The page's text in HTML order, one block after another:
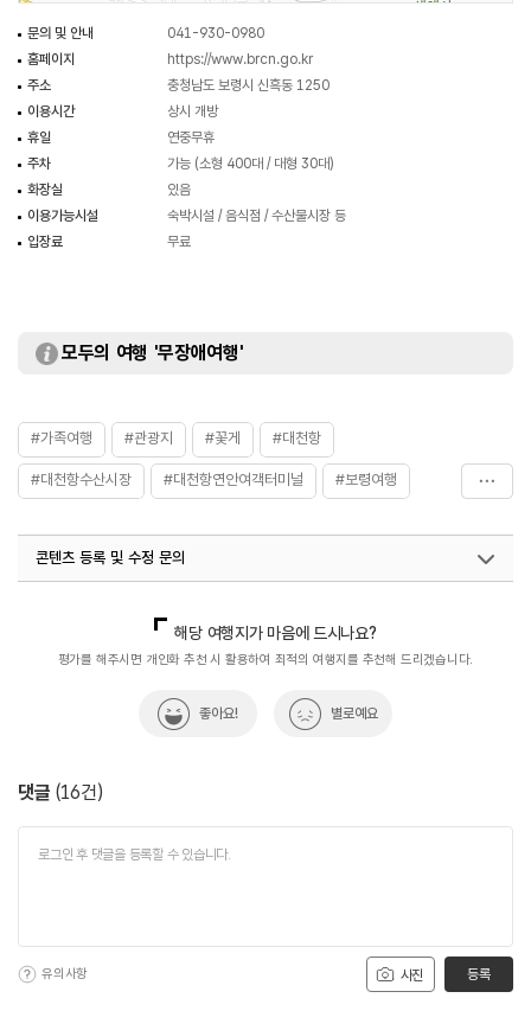
문의 및 안내
041-930-0980
홈페이지
https://www.brcn.go.kr
주소
충청남도 보령시 신흑동 1250
이용시간
상시 개방
휴일
연중무휴
주차
가능 (소형 400대 / 대형 30대)
화장실
있음
이용가능시설
숙박시설 / 음식점 / 수산물시장 등
입장료
무료
모두의 여행 '무장애여행'
#가족여행 #관광지 #꽃게 #대천항
#대천항수산시장 #대천항연안여객터미널 #보령여행
#자연 #충청권 #친구와함께
콘텐츠 등록 및 수정 문의
해당 여행지가 마음에 드시나요?
평가를 해주시면 개인화 추천 시 활용하여 최적의 여행지를 추천해 드리겠습니다.
좋아요! 별로예요
댓글 (16건)
사진
유의사항 등록